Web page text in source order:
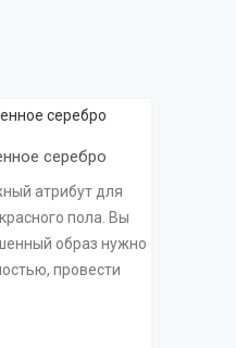
серебро
атрибут для
пола. Вы
образ нужно
провести